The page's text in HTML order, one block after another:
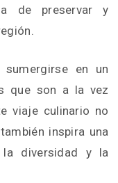
de preservar y
en un
que son a la vez
viaje culinario no
inspira una
la diversidad y la